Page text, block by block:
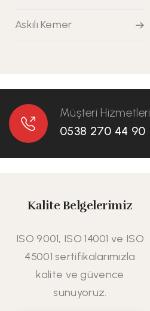
Askılı Kemer
Müşteri Hizmetleri
0538 270 44 90
Kalite Belgelerimiz
ISO 9001, ISO 14001 ve ISO
45001 sertifikalarımızla
kalite ve güvence
sunuyoruz.